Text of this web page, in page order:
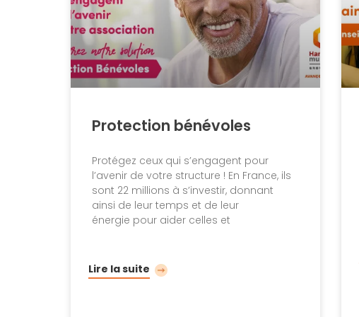
Protection bénévoles
Protégez ceux qui s’engagent pour
l’avenir de votre structure ! En France, ils
sont 22 millions à s’investir, donnant
ainsi de leur temps et de leur
énergie pour aider celles et
Lire la suite